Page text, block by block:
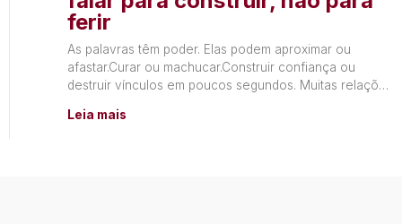
ferir
As palavras têm poder. Elas podem aproximar ou
afastar.Curar ou machucar.Construir confiança ou
destruir vínculos em poucos segundos. Muitas relações
Leia mais